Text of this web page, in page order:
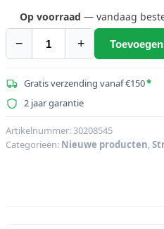
Op voorraad — vandaag
−
NEUTRIK
montageconnector
gy
aantal
+
Gratis verzending vanaf €150*
2 jaar garantie
Artikelnummer:30208545
Categorieën: Nieuwe producten,